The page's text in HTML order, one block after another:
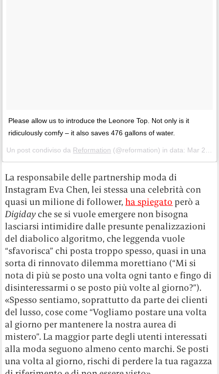
Please allow us to introduce the Leonore Top. Not only is it
ridiculously comfy – it also saves 476 gallons of water.
Un post condiviso da Reformation (@reformation) in data: Mar 28, 2018 at 11:57 PDT
La responsabile delle partnership moda di
Instagram Eva Chen, lei stessa una celebrità con
quasi un milione di follower, ha spiegato però a
Digiday che se si vuole emergere non bisogna
lasciarsi intimidire dalle presunte penalizzazioni
del diabolico algoritmo, che leggenda vuole
“sfavorisca” chi posta troppo spesso, quasi in una
sorta di rinnovato dilemma morettiano (“Mi si
nota di più se posto una volta ogni tanto e fingo di
disinteressarmi o se posto più volte al giorno?”).
«Spesso sentiamo, soprattutto da parte dei clienti
del lusso, cose come “Vogliamo postare una volta
al giorno per mantenere la nostra aurea di
mistero”. La maggior parte degli utenti interessati
alla moda seguono almeno cento marchi. Se posti
una volta al giorno, rischi di perdere la tua ragazza